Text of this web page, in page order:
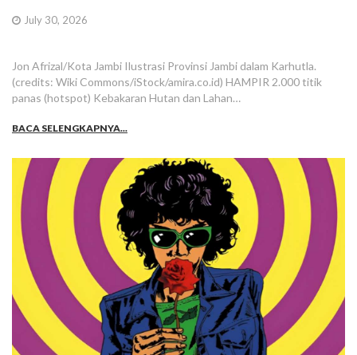
July 30, 2026
Jon Afrizal/Kota Jambi Ilustrasi Provinsi Jambi dalam Karhutla.
(credits: Wiki Commons/iStock/amira.co.id) HAMPIR 2.000 titik
panas (hotspot) Kebakaran Hutan dan Lahan…
BACA SELENGKAPNYA...